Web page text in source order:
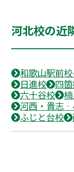
河北校の近
和歌山駅前
日進校
四
六十谷校
河西・貴志‐
ふじと台校